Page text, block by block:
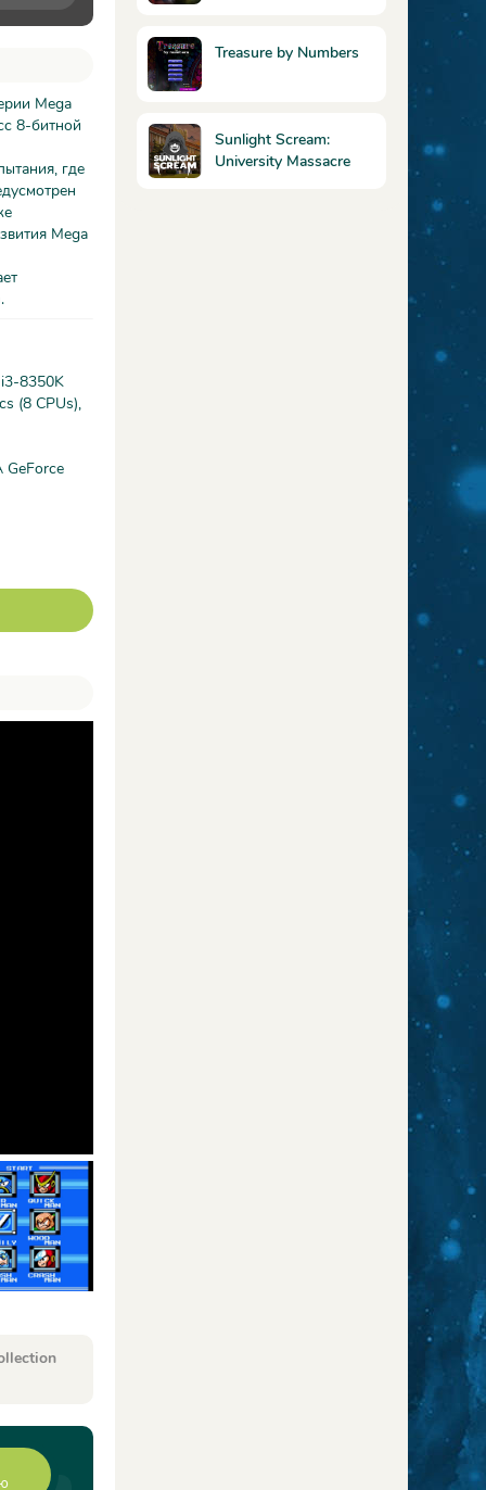
Mega
8-битной
где
Mega
8350K
(8 CPUs),
GeForce
Treasure by Numbers
Sunlight Scream:
University Massacre